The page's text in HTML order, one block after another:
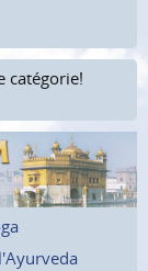
catégorie!